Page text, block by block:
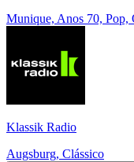
Munique, Anos 70, Pop,
Klassik Radio
Augsburg, Clássico